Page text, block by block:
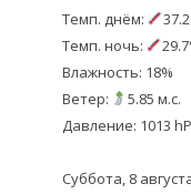
Темп. днём:
Темп. ночь:
Влажность: 18%
Ветер:
5.85 м.с.
Давление: 1013
Суббота, 8